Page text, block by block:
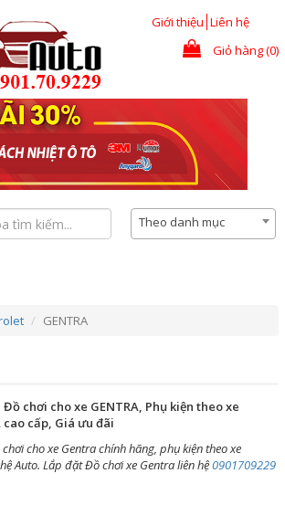
Giới thiệu Liên hệ
Giỏ hàng (0)
Theo danh mục
GENTRA
chơi cho xe GENTRA, Phụ kiện theo xe
cao cấp, Giá ưu đãi
cho xe Gentra chính hãng, phụ kiện theo xe
Auto. Lắp đặt Đồ chơi xe Gentra liên hệ0901709229